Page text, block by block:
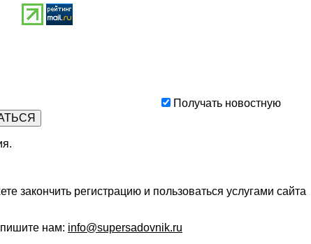
Получать новостную
.
закончить регистрацию и пользоваться услугами сайта
нам: info@supersadovnik.ru